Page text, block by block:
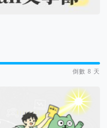
倒數 8 天